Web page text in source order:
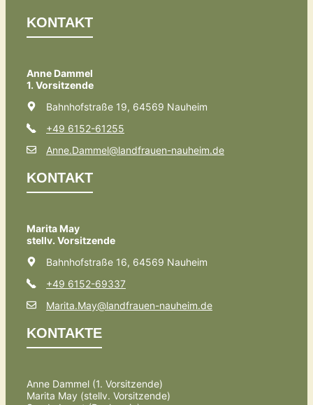
KONTAKT
Anne Dammel
1. Vorsitzende
Bahnhofstraße 19, 64569 Nauheim
+49 6152-61255
Anne.Dammel@landfrauen-nauheim.de
KONTAKT
Marita May
stellv. Vorsitzende
Bahnhofstraße 16, 64569 Nauheim
+49 6152-69337
Marita.May@landfrauen-nauheim.de
KONTAKTE
Anne Dammel (1. Vorsitzende)
Marita May (stellv. Vorsitzende)